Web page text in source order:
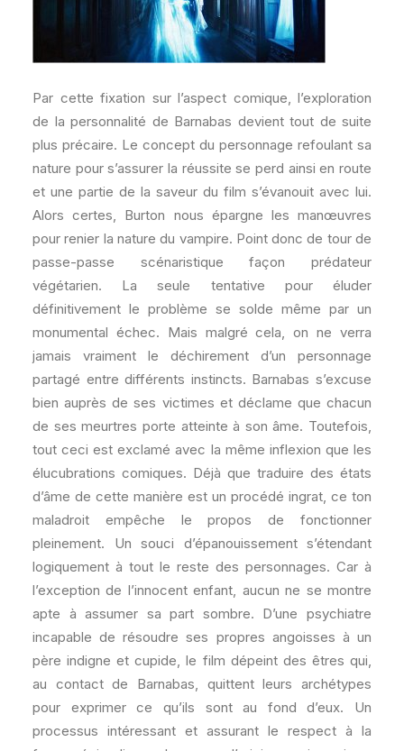
Par cette fixation sur l’aspect comique, l’exploration
de la personnalité de Barnabas devient tout de suite
plus précaire. Le concept du personnage refoulant sa
nature pour s’assurer la réussite se perd ainsi en route
et une partie de la saveur du film s’évanouit avec lui.
Alors certes, Burton nous épargne les manœuvres
pour renier la nature du vampire. Point donc de tour de
passe-passe scénaristique façon prédateur
végétarien. La seule tentative pour éluder
définitivement le problème se solde même par un
monumental échec. Mais malgré cela, on ne verra
jamais vraiment le déchirement d’un personnage
partagé entre différents instincts. Barnabas s’excuse
bien auprès de ses victimes et déclame que chacun
de ses meurtres porte atteinte à son âme. Toutefois,
tout ceci est exclamé avec la même inflexion que les
élucubrations comiques. Déjà que traduire des états
d’âme de cette manière est un procédé ingrat, ce ton
maladroit empêche le propos de fonctionner
pleinement. Un souci d’épanouissement s’étendant
logiquement à tout le reste des personnages. Car à
l’exception de l’innocent enfant, aucun ne se montre
apte à assumer sa part sombre. D’une psychiatre
incapable de résoudre ses propres angoisses à un
père indigne et cupide, le film dépeint des êtres qui,
au contact de Barnabas, quittent leurs archétypes
pour exprimer ce qu’ils sont au fond d’eux. Un
processus intéressant et assurant le respect à la